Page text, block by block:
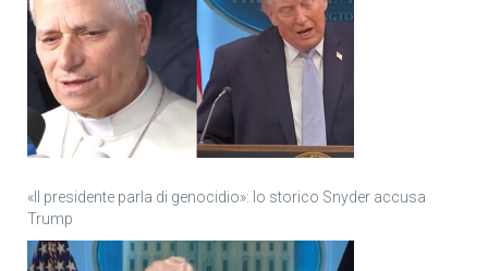
«Il presidente parla di genocidio»: lo storico Snyder accusa
Trump